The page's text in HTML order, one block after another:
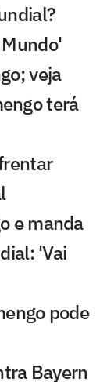
veja
terá
e manda
'Vai
pode
Bayern